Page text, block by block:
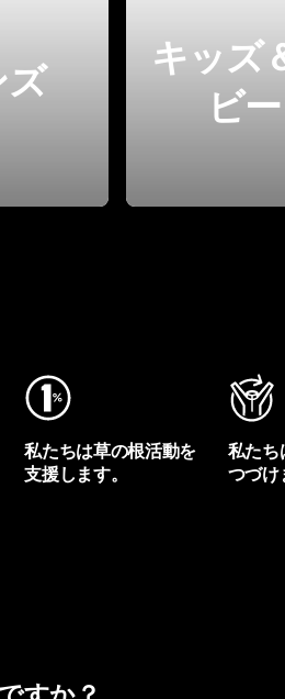
ズ
キッズ
ビー
私たちは草の根活動を
支援します。
私たち
つづけ